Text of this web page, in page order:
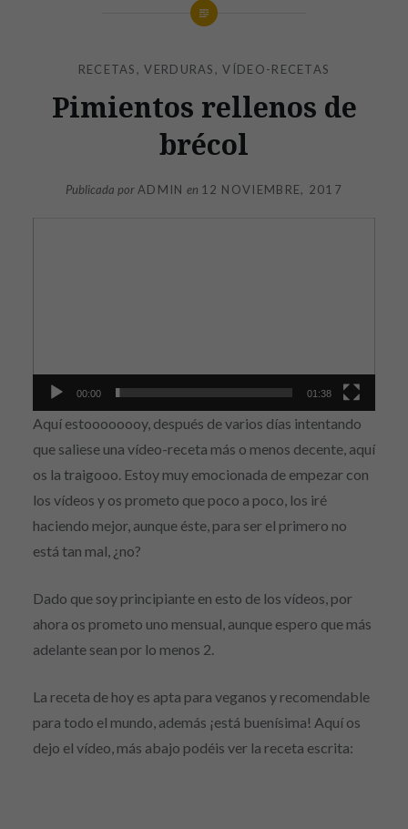
RECETAS,VERDURAS,VÍDEO-RECETAS
Pimientos rellenos de
brécol
Publicada por ADMIN en 12 NOVIEMBRE, 2017
00:00 01:38
Aquí estoooooooy, después de varios días intentando
que saliese una vídeo-receta más o menos decente, aquí
os la traigooo. Estoy muy emocionada de empezar con
los vídeos y os prometo que poco a poco, los iré
haciendo mejor, aunque éste, para ser el primero no
está tan mal, ¿no?
Dado que soy principiante en esto de los vídeos, por
ahora os prometo uno mensual, aunque espero que más
adelante sean por lo menos 2.
La receta de hoy es apta para veganos y recomendable
para todo el mundo, además ¡está buenísima! Aquí os
dejo el vídeo, más abajo podéis ver la receta escrita: